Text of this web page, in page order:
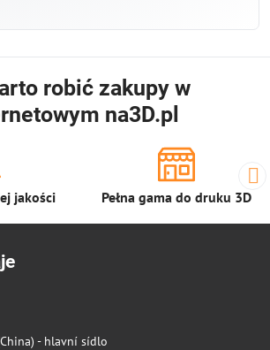
robić zakupy w
na3D.pl
jakości Pełna gama do druku 3D
- hlavní sídlo